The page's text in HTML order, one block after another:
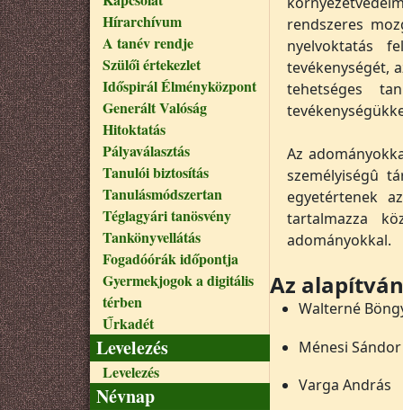
Hírarchívum
A tanév rendje
Szülői értekezlet
Időspirál Élményközpont
Generált Valóság
Hitoktatás
Pályaválasztás
Tanulói biztosítás
Tanulásmódszertan
Téglagyári tanösvény
Tankönyvellátás
Fogadóórák időpontja
Gyermekjogok a digitális
térben
Űrkadét
Levelezés
Levelezés
Névnap
rendszeres
nyelvoktatás
tevékenységét,
tehetséges
Az
személyiségû
egyetértenek
tartalmazza
adományokkal.
Az
Walterné
Ménesi
Varga András